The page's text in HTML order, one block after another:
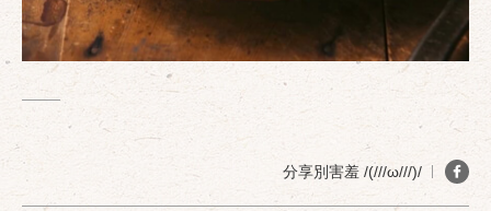
分享別害羞 /(///ω///)/